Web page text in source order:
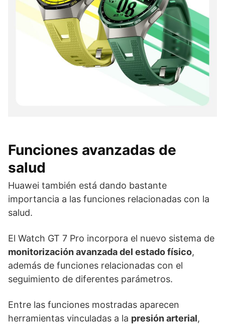
Funciones avanzadas de
salud
Huawei también está dando bastante
importancia a las funciones relacionadas con la
salud.
El Watch GT 7 Pro incorpora el nuevo sistema de
monitorización avanzada del estado físico,
además de funciones relacionadas con el
seguimiento de diferentes parámetros.
Entre las funciones mostradas aparecen
herramientas vinculadas a la presión arterial,